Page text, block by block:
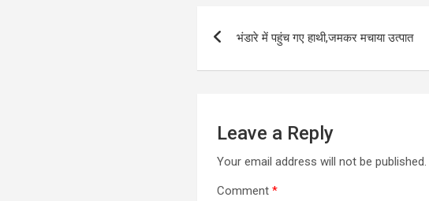
navigation
भंडारे में पहुंच गए हाथी,जमकर मचाया उत्पात
Leave a Reply
Your email address will not be published.
Comment*